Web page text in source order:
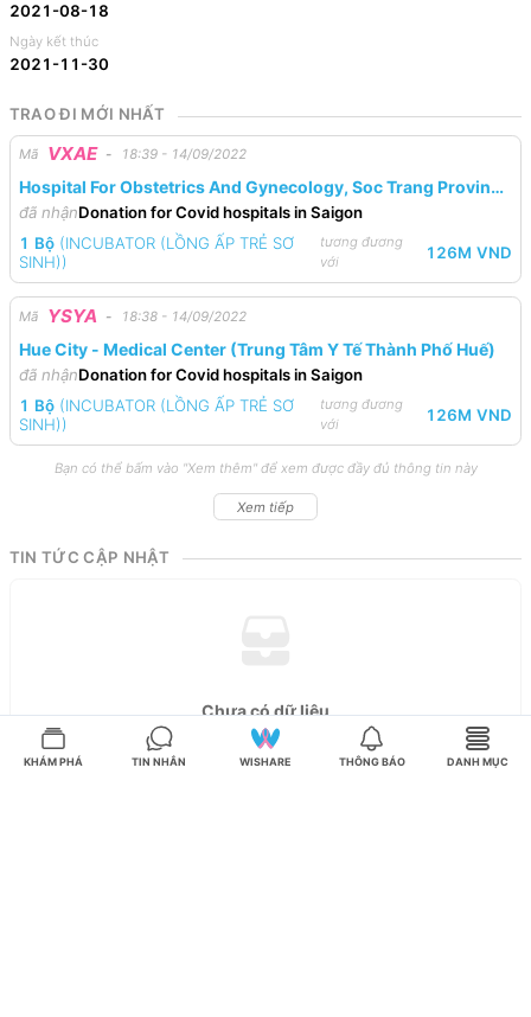
2021-08-18
Ngày kết thúc
2021-11-30
TRAO ĐI MỚI NHẤT
Mã VXAE - 18:39 - 14/09/2022
Hospital For Obstetrics And Gynecology, Soc Trang Province
(Bệnh Viện Chuyên Khoa Sản - Nhi Tỉnh Sóc Trăng)
đã nhậnDonation for Covid hospitals in Saigon
1 Bộ (INCUBATOR (LỒNG ẤP TRẺ SƠ
SINH))
tương đương
với
126M VND
Mã YSYA - 18:38 - 14/09/2022
Hue City - Medical Center (Trung Tâm Y Tế Thành Phố Huế)
đã nhậnDonation for Covid hospitals in Saigon
1 Bộ (INCUBATOR (LỒNG ẤP TRẺ SƠ
SINH))
tương đương
với
126M VND
Bạn có thể bấm vào "Xem thêm" để xem được đầy đủ thông tin này
Xem tiếp
TIN TỨC CẬP NHẬT
Chưa có dữ liệu
Hiện không có dữ liệu
KHÁM PHÁ TIN NHẮN WISHARE THÔNG BÁO DANH MỤC